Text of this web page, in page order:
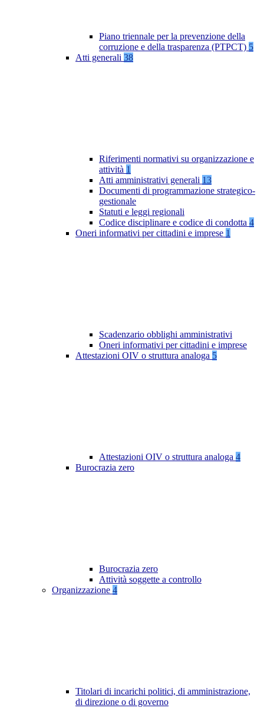
Piano triennale per la prevenzione della
corruzione e della trasparenza (PTPCT) 5
Atti generali 38
Riferimenti normativi su organizzazione e
attività 1
Atti amministrativi generali 13
Documenti di programmazione strategico-
gestionale
Statuti e leggi regionali
Codice disciplinare e codice di condotta 4
Oneri informativi per cittadini e imprese 1
Scadenzario obblighi amministrativi
Oneri informativi per cittadini e imprese
Attestazioni OIV o struttura analoga 5
Attestazioni OIV o struttura analoga 4
Burocrazia zero
Burocrazia zero
Attività soggette a controllo
Organizzazione 4
Titolari di incarichi politici, di amministrazione,
di direzione o di governo